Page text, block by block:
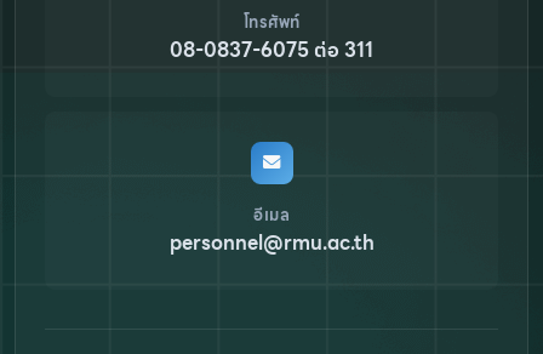
โทรศัพท์
08-0837-6075 ต่อ 311
อีเมล
personnel@rmu.ac.th